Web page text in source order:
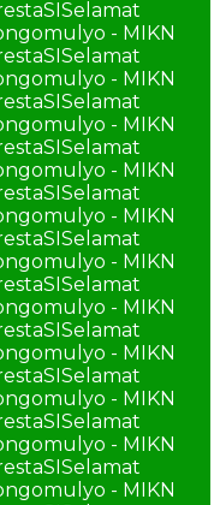
Selamat
- MIKN
Selamat
- MIKN
Selamat
- MIKN
Selamat
- MIKN
Selamat
- MIKN
Selamat
- MIKN
Selamat
- MIKN
Selamat
- MIKN
Selamat
- MIKN
Selamat
- MIKN
Selamat
- MIKN